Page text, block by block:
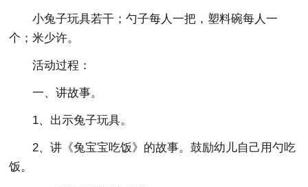
小兔子玩具若干；勺子每人一把，塑料碗每人一
个；米少许。
活动过程：
一、讲故事。
1、出示兔子玩具。
2、讲《兔宝宝吃饭》的故事。鼓励幼儿自己用勺吃
饭。